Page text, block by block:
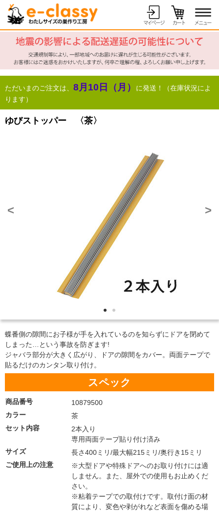
ただいまのご注文は、 8月10日（月）
に発送！（在庫状況によ
ります）
ゆびストッパー 〈茶〉
< >
蝶番側の隙間にお子様が手を入れているのを知らずにドアを閉めて
しまった…という事故を防ぎます!
ジャバラ部分が大きく広がり、ドアの隙間をカバー。両面テープで
貼るだけのカンタン取り付け。
スペック
商品番号
10879500
カラー
茶
セット内容
2本入り
専用両面テープ貼り付け済み
サイズ
長さ400ミリ/最大幅215ミリ/奥行き15ミリ
ご使用上の注意
※大型ドアや特殊ドアへのお取り付けには適
しません。また、屋外での使用もお止めくだ
さい。
※粘着テープでの取付けです。取付け面の材
質により、変色や剥がれなど表面を傷める場